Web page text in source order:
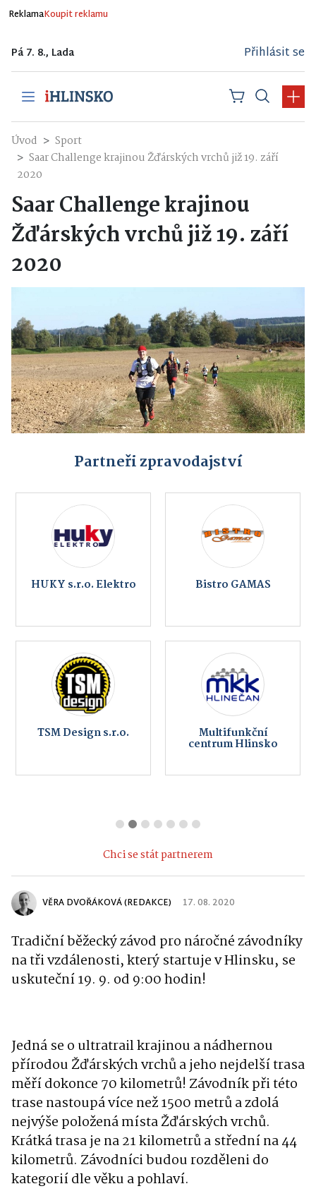
ReklamaKoupit reklamu
Pá 7. 8., Lada Přihlásit se
Úvod
Sport
Saar Challenge krajinou Žďárských vrchů již 19. září
2020
Saar Challenge krajinou
Žďárských vrchů již 19. září
2020
Partneři zpravodajství
HUKY s.r.o. Elektro Bistro GAMAS
TSM Design s.r.o. Multifunkční
centrum Hlinsko
Chci se stát partnerem
VĚRA DVOŘÁKOVÁ (REDAKCE) 17. 08. 2020
Tradiční běžecký závod pro náročné závodníky
na tři vzdálenosti, který startuje v Hlinsku, se
uskuteční 19. 9. od 9:00 hodin!
Jedná se o ultratrail krajinou a nádhernou
přírodou Žďárských vrchů a jeho nejdelší trasa
měří dokonce 70 kilometrů! Závodník při této
trase nastoupá více než 1500 metrů a zdolá
nejvýše položená místa Žďárských vrchů.
Krátká trasa je na 21 kilometrů a střední na 44
kilometrů. Závodníci budou rozděleni do
kategorií dle věku a pohlaví.